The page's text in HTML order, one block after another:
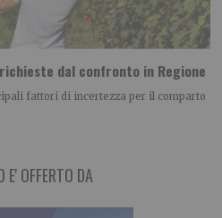
dal confronto in Regione
fattori di incertezza per il comparto
E' OFFERTO DA